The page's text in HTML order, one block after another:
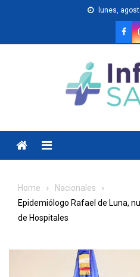
lunes,
Menu
Home
Nacionales
Epidemiólogo Rafael de Luna,
de Hospitales